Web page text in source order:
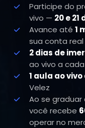
Participe do
vivo — 20 e 21
Avance até 1
sua conta real
2 dias de
ao vivo a
1 aula ao
Velez
Ao se graduar
você recebe
operar no